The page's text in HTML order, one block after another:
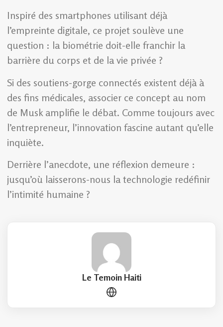
Inspiré des smartphones utilisant déjà
l’empreinte digitale, ce projet soulève une
question : la biométrie doit-elle franchir la
barrière du corps et de la vie privée ?
Si des soutiens-gorge connectés existent déjà à
des fins médicales, associer ce concept au nom
de Musk amplifie le débat. Comme toujours avec
l’entrepreneur, l’innovation fascine autant qu’elle
inquiète.
Derrière l’anecdote, une réflexion demeure :
jusqu’où laisserons-nous la technologie redéfinir
l’intimité humaine ?
Le Temoin Haiti